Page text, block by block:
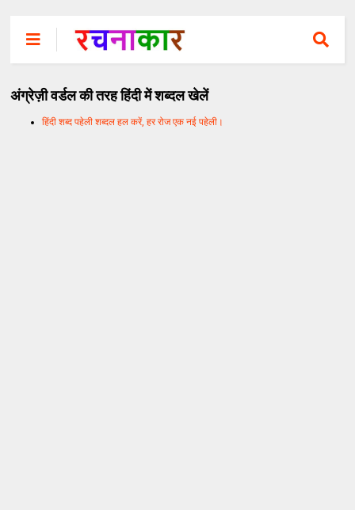
अंग्रेज़ी वर्डल की तरह हिंदी में शब्दल खेलें
हिंदी शब्द पहेली शब्दल हल करें, हर रोज एक नई पहेली।